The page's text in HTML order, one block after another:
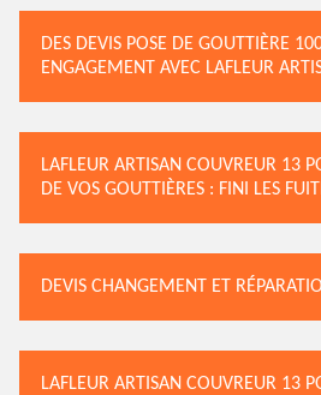
DES DEVIS POSE DE GOUTTIÈRE
ENGAGEMENT AVEC LAFLEUR
LAFLEUR ARTISAN COUVREUR 13
DE VOS GOUTTIÈRES : FINI LES
DEVIS CHANGEMENT ET
LAFLEUR ARTISAN COUVREUR 13